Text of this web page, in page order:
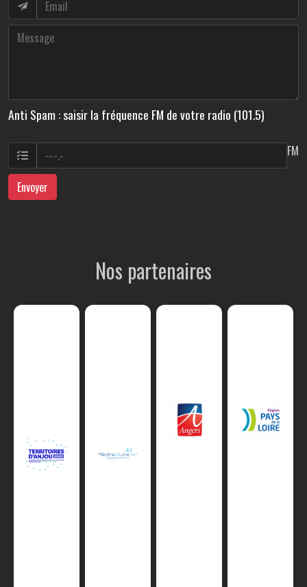
Anti Spam : saisir la fréquence FM de votre radio (101.5)
FM
Envoyer
Nos partenaires